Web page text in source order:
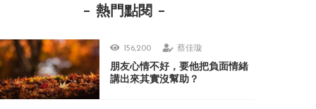
熱門點閱
156,200 蔡佳璇
朋友心情不好，要他把負面情緒
講出來其實沒幫助？